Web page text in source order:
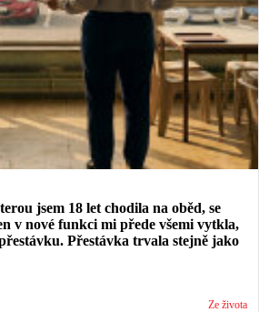
jsem 18 let chodila na oběd, se
v nové funkci mi přede všemi vytkla,
Přestávka trvala stejně jako
Ze života